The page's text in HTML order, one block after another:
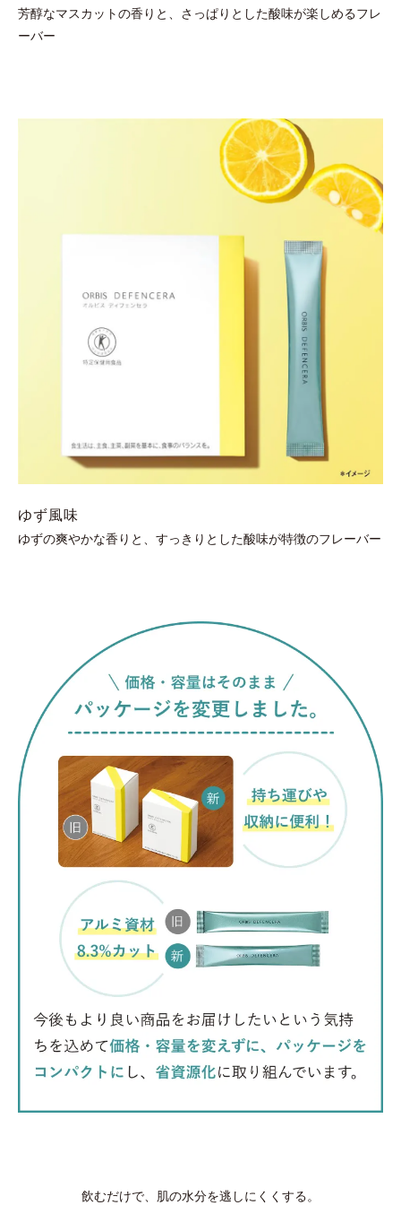
芳醇なマスカットの香りと、さっぱりとした酸味が楽しめるフレ
ーバー
ゆず風味
ゆずの爽やかな香りと、すっきりとした酸味が特徴のフレーバー
飲むだけで、肌の水分を逃しにくくする。